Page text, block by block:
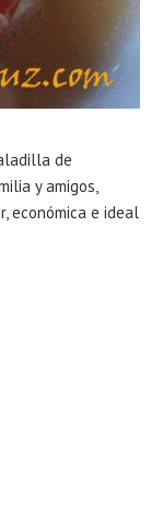
de
y amigos,
económica e ideal